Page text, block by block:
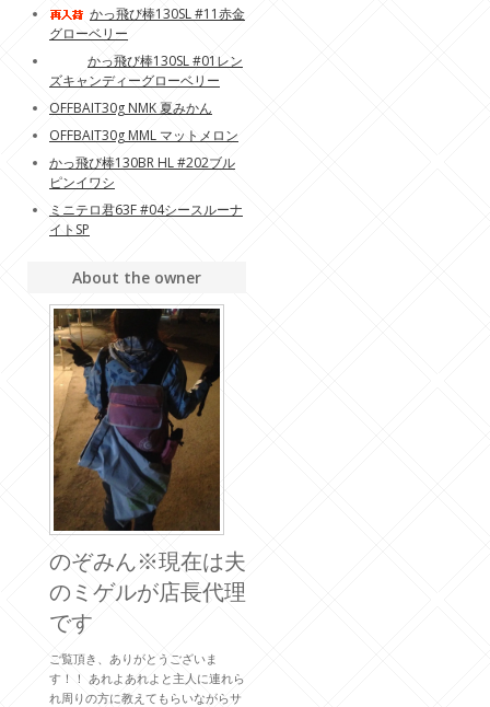
かっ飛び棒130SL #11赤金
グローベリー
かっ飛び棒130SL #01レン
ズキャンディーグローベリー
OFFBAIT30g NMK 夏みかん
OFFBAIT30g MML マットメロン
かっ飛び棒130BR HL #202ブル
ピンイワシ
ミニテロ君63F #04シースルーナ
イトSP
About the owner
のぞみん※現在は夫
のミゲルが店長代理
です
ご覧頂き、ありがとうございま
す！！ あれよあれよと主人に連れら
れ周りの方に教えてもらいながらサ